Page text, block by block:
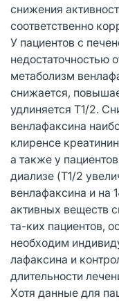
снижения
соответственно
У пациентов с
недостаточностью
метаболизм
снижается,
удлиняется T1/2.
венлафаксина
клиренсе
а также у
диализе (T1/2
венлафаксина и на
активных веществ
та-ких пациентов,
необходим
лафаксина и
длительности
Хотя данные для